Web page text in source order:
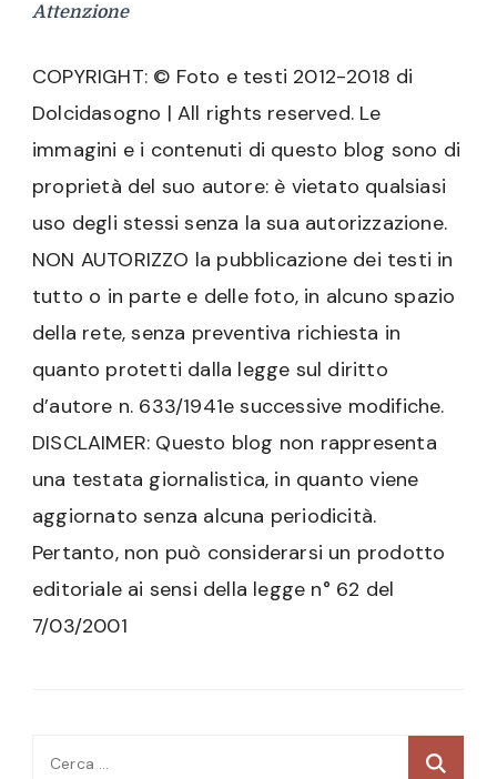
Attenzione
COPYRIGHT: © Foto e testi 2012-2018 di
Dolcidasogno | All rights reserved. Le
immagini e i contenuti di questo blog sono di
proprietà del suo autore: è vietato qualsiasi
uso degli stessi senza la sua autorizzazione.
NON AUTORIZZO la pubblicazione dei testi in
tutto o in parte e delle foto, in alcuno spazio
della rete, senza preventiva richiesta in
quanto protetti dalla legge sul diritto
d’autore n. 633/1941e successive modifiche.
DISCLAIMER: Questo blog non rappresenta
una testata giornalistica, in quanto viene
aggiornato senza alcuna periodicità.
Pertanto, non può considerarsi un prodotto
editoriale ai sensi della legge n° 62 del
7/03/2001
Ricerca